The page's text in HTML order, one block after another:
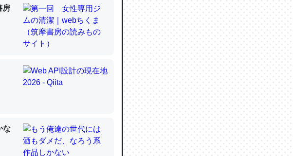
類は苦労してるんだな…。腹足
いのか」に関する新仮説
ちぼちRingも置こうかと画策
量や充電中かが分かるのでこ
房
な